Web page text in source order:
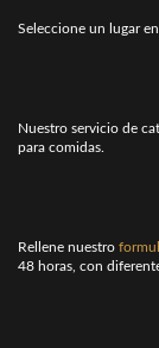
Seleccione un lugar
Nuestro servicio de
para comidas.
Rellene nuestro
48 horas, con